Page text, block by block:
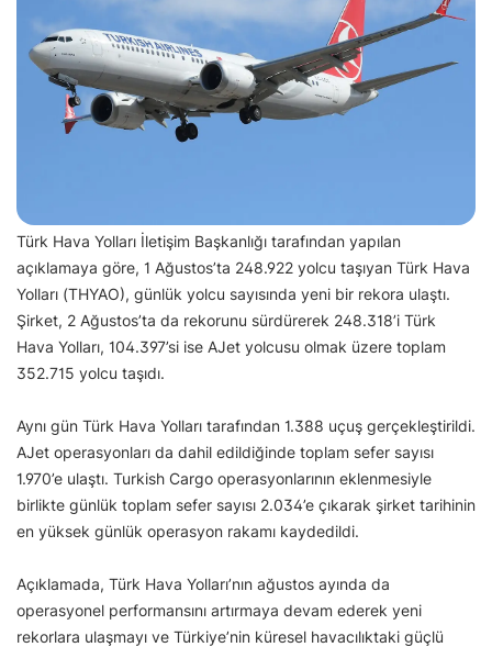
Türk Hava Yolları İletişim Başkanlığı tarafından yapılan
açıklamaya göre, 1 Ağustos’ta 248.922 yolcu taşıyan Türk Hava
Yolları (THYAO), günlük yolcu sayısında yeni bir rekora ulaştı.
Şirket, 2 Ağustos’ta da rekorunu sürdürerek 248.318’i Türk
Hava Yolları, 104.397’si ise AJet yolcusu olmak üzere toplam
352.715 yolcu taşıdı.
Aynı gün Türk Hava Yolları tarafından 1.388 uçuş gerçekleştirildi.
AJet operasyonları da dahil edildiğinde toplam sefer sayısı
1.970’e ulaştı. Turkish Cargo operasyonlarının eklenmesiyle
birlikte günlük toplam sefer sayısı 2.034’e çıkarak şirket tarihinin
en yüksek günlük operasyon rakamı kaydedildi.
Açıklamada, Türk Hava Yolları’nın ağustos ayında da
operasyonel performansını artırmaya devam ederek yeni
rekorlara ulaşmayı ve Türkiye’nin küresel havacılıktaki güçlü